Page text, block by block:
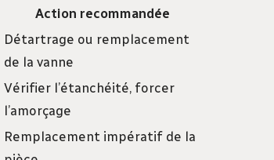
Action recommandée
Détartrage ou remplacement
de la vanne
Vérifier l’étanchéité, forcer
l’amorçage
Remplacement impératif de la